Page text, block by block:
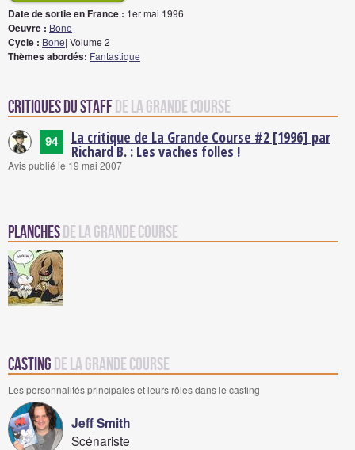
Date de sortie en France : 1er mai 1996
Oeuvre : Bone
Cycle : Bone| Volume 2
Thèmes abordés: Fantastique
Critiques du staffde La Grande Course
94 La critique de La Grande Course #2 [1996] par
Richard B. : Les vaches folles !
Avis publié le 19 mai 2007
Planchesde La Grande Course
Casting de La Grande Course
Les personnalités principales et leurs rôles dans le casting
Jeff Smith
Scénariste